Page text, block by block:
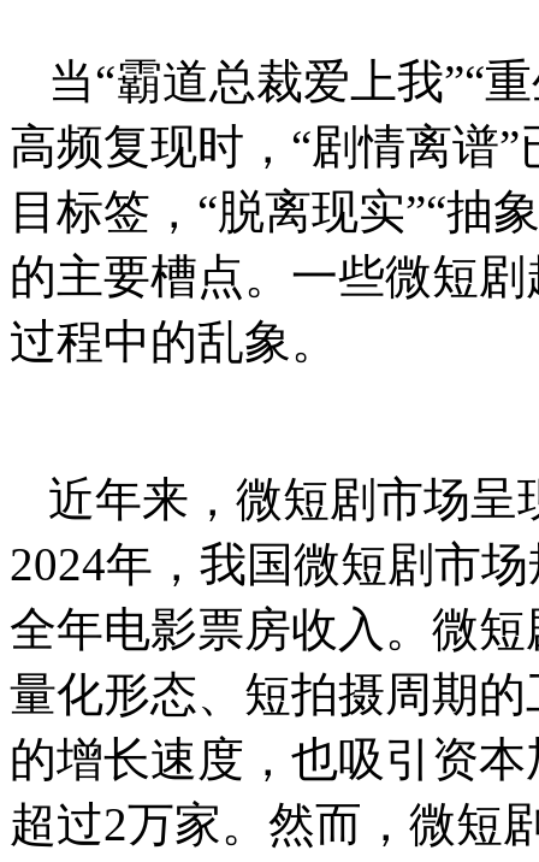
当“霸道总裁爱上我”“
高频复现时，“剧情离谱
目标签，“脱离现实”“抽
的主要槽点。一些微短
过程中的乱象。
近年来，微短剧市场呈
2024年，我国微短剧市
全年电影票房收入。微
量化形态、短拍摄周期
的增长速度，也吸引资
超过2万家。然而，微短